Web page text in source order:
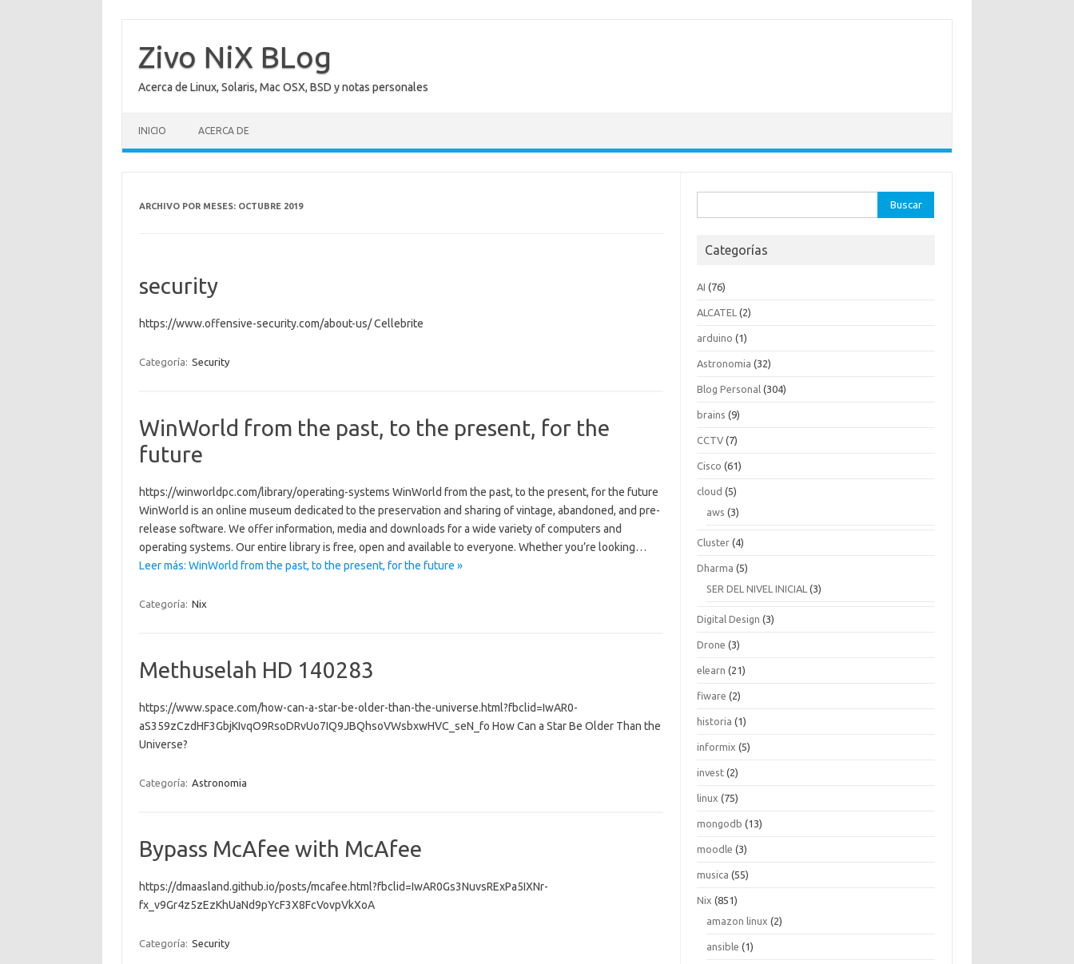
contenido
Zivo NiX BLog
Acerca de Linux, Solaris, Mac OSX, BSD y notas personales
INICIO ACERCA DE
ARCHIVO POR MESES: OCTUBRE 2019
security
https://www.offensive-security.com/about-us/ Cellebrite
Categoría: Security
WinWorld from the past, to the present, for the
future
https://winworldpc.com/library/operating-systems WinWorld from the past, to the present, for the future
WinWorld is an online museum dedicated to the preservation and sharing of vintage, abandoned, and pre-
release software. We offer information, media and downloads for a wide variety of computers and
operating systems. Our entire library is free, open and available to everyone. Whether you’re looking…
Leer más: WinWorld from the past, to the present, for the future »
Categoría: Nix
Methuselah HD 140283
https://www.space.com/how-can-a-star-be-older-than-the-universe.html?fbclid=IwAR0-
aS359zCzdHF3GbjKIvqO9RsoDRvUo7IQ9JBQhsoVWsbxwHVC_seN_fo How Can a Star Be Older Than the
Universe?
Categoría: Astronomia
Bypass McAfee with McAfee
https://dmaasland.github.io/posts/mcafee.html?fbclid=IwAR0Gs3NuvsRExPa5IXNr-
fx_v9Gr4z5zEzKhUaNd9pYcF3X8FcVovpVkXoA
Categoría: Security
Categorías
AI (76)
ALCATEL (2)
arduino (1)
Astronomia (32)
Blog Personal (304)
brains (9)
CCTV (7)
Cisco (61)
cloud (5)
aws (3)
Cluster (4)
Dharma (5)
SER DEL NIVEL INICIAL (3)
Digital Design (3)
Drone (3)
elearn (21)
fiware (2)
historia (1)
informix (5)
invest (2)
linux (75)
mongodb (13)
moodle (3)
musica (55)
Nix (851)
amazon linux (2)
ansible (1)